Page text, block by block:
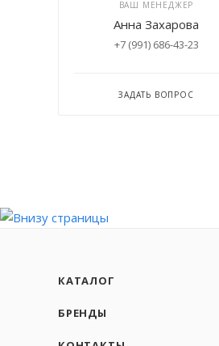
ВАШ МЕНЕДЖЕР
Анна Захарова
+7 (991) 686-43-23
ЗАДАТЬ ВОПРОС
КАТАЛОГ
БРЕНДЫ